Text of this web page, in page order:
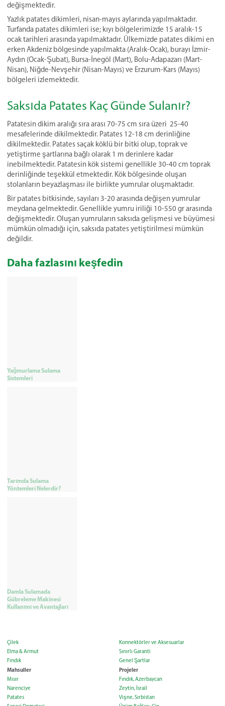
değişmektedir.
Yazlık patates dikimleri, nisan-mayıs aylarında yapılmaktadır.
Turfanda patates dikimleri ise; kıyı bölgelerimizde 15 aralık-15
ocak tarihleri arasında yapılmaktadır. Ülkemizde patates dikimi en
erken Akdeniz bölgesinde yapılmakta (Aralık-Ocak), burayı İzmir-
Aydın (Ocak-Şubat), Bursa-İnegöl (Mart), Bolu-Adapazarı (Mart-
Nisan), Niğde-Nevşehir (Nisan-Mayıs) ve Erzurum-Kars (Mayıs)
bölgeleri izlemektedir.
Saksıda Patates Kaç Günde Sulanır?
Patatesin dikim aralığı sıra arası 70-75 cm sıra üzeri 25-40
mesafelerinde dikilmektedir. Patates 12-18 cm derinliğine
dikilmektedir. Patates saçak köklü bir bitki olup, toprak ve
yetiştirme şartlarına bağlı olarak 1 m derinlere kadar
inebilmektedir. Patatesin kök sistemi genellikle 30-40 cm toprak
derinliğinde teşekkül etmektedir. Kök bölgesinde oluşan
stolanların beyazlaşması ile birlikte yumrular oluşmaktadır.
Bir patates bitkisinde, sayıları 3-20 arasında değişen yumrular
meydana gelmektedir. Genellikle yumru iriliği 10-550 gr arasında
değişmektedir. Oluşan yumruların saksıda gelişmesi ve büyümesi
mümkün olmadığı için, saksıda patates yetiştirilmesi mümkün
değildir.
Daha fazlasını keşfedin
Yağmurlama Sulama
Sistemleri
Tarımda Sulama
Yöntemleri Nelerdir?
Damla Sulamada
Gübreleme Makinesi
Kullanımı ve Avantajları
Çilek
Elma & Armut
Fındık
Mahsuller
Mısır
Narenciye
Patates
Konnektörler ve Aksesuarlar
Sınırlı Garanti
Genel Şartlar
Projeler
Fındık, Azerbaycan
Zeytin, İsrail
Vişne, Sırbistan